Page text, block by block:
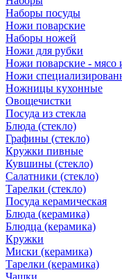
Наборы посуды
Ножи поварские
Наборы ножей
Ножи для рубки
Ножи поварские - мясо
Ножи
Ножницы кухонные
Овощечистки
Посуда из стекла
Блюда (стекло)
Графины (стекло)
Кружки пивные
Кувшины (стекло)
Салатники (стекло)
Тарелки (стекло)
Посуда керамическая
Блюда (керамика)
Блюдца (керамика)
Кружки
Миски (керамика)
Тарелки (керамика)
Чашки